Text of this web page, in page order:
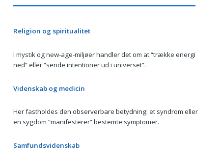
Religion og spiritualitet
I mystik og new-age-miljøer handler det om at “trække energi
ned” eller “sende intentioner ud i universet”.
Videnskab og medicin
Her fastholdes den observerbare betydning: et syndrom eller
en sygdom “manifesterer” bestemte symptomer.
Samfundsvidenskab